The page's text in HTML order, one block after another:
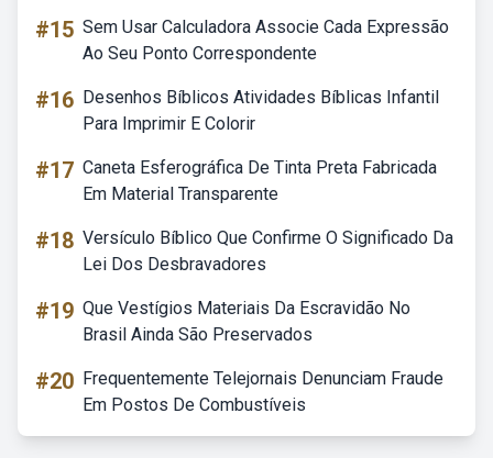
#15 Sem Usar Calculadora Associe Cada Expressão
Ao Seu Ponto Correspondente
#16 Desenhos Bíblicos Atividades Bíblicas Infantil
Para Imprimir E Colorir
#17 Caneta Esferográfica De Tinta Preta Fabricada
Em Material Transparente
#18 Versículo Bíblico Que Confirme O Significado Da
Lei Dos Desbravadores
#19 Que Vestígios Materiais Da Escravidão No
Brasil Ainda São Preservados
#20 Frequentemente Telejornais Denunciam Fraude
Em Postos De Combustíveis